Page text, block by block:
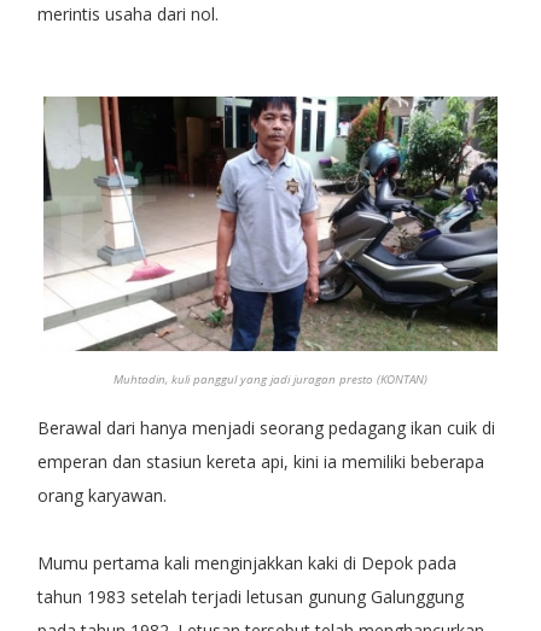
merintis usaha dari nol.
Muhtadin, kuli panggul yang jadi juragan presto (KONTAN)
Berawal dari hanya menjadi seorang pedagang ikan cuik di
emperan dan stasiun kereta api, kini ia memiliki beberapa
orang karyawan.
Mumu pertama kali menginjakkan kaki di Depok pada
tahun 1983 setelah terjadi letusan gunung Galunggung